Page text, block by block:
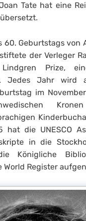
Tate hat eine
60. Geburtstags von
der Verleger
Prize,
Jedes Jahr wird
im
hat die UNESCO
in die
Königliche
World Register